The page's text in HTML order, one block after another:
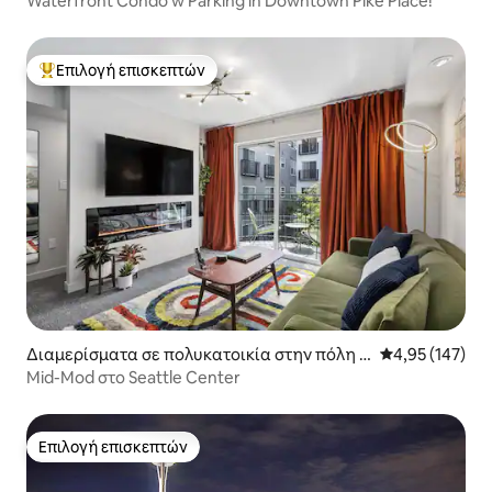
Κορυφαία επιλογή επισκεπτών
Επιλογή επισκεπτών
Διαμερίσματα σε πολυκατοικία στην πόλη Σ
ιάτλ
Μέση
4,95 (147)
Mid-Mod στο Seattle Center
Επιλογή επισκεπτών
Επιλογή επισκεπτών